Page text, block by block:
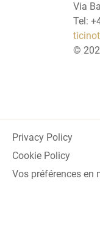
Via
Tel:
©
Privacy Policy
Cookie Policy
Vos préférences en